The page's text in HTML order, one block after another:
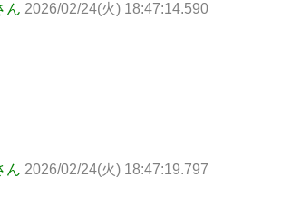
ん 2026/02/24(火) 18:47:14.590
ん 2026/02/24(火) 18:47:19.797